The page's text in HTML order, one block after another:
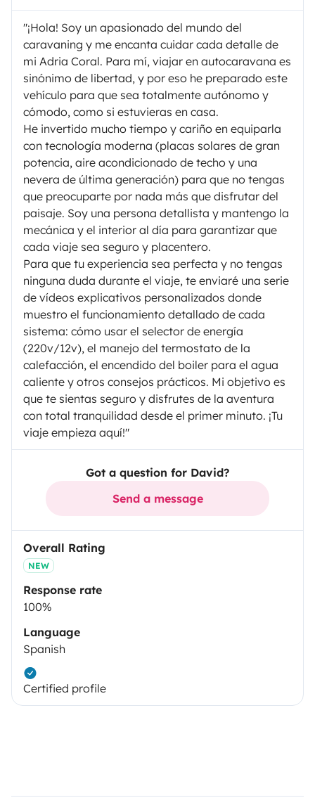
​"¡Hola! Soy un apasionado del mundo del
caravaning y me encanta cuidar cada detalle de
mi Adria Coral. Para mí, viajar en autocaravana es
sinónimo de libertad, y por eso he preparado este
vehículo para que sea totalmente autónomo y
cómodo, como si estuvieras en casa.
​He invertido mucho tiempo y cariño en equiparla
con tecnología moderna (placas solares de gran
potencia, aire acondicionado de techo y una
nevera de última generación) para que no tengas
que preocuparte por nada más que disfrutar del
paisaje. Soy una persona detallista y mantengo la
mecánica y el interior al día para garantizar que
cada viaje sea seguro y placentero.
Para que tu experiencia sea perfecta y no tengas
ninguna duda durante el viaje, te enviaré una serie
de vídeos explicativos personalizados donde
muestro el funcionamiento detallado de cada
sistema: cómo usar el selector de energía
(220v/12v), el manejo del termostato de la
calefacción, el encendido del boiler para el agua
caliente y otros consejos prácticos. Mi objetivo es
que te sientas seguro y disfrutes de la aventura
con total tranquilidad desde el primer minuto. ¡Tu
viaje empieza aquí!"
Got a question for David?
Send a message
Overall Rating
NEW
Response rate
100%
Language
Spanish
Certified profile